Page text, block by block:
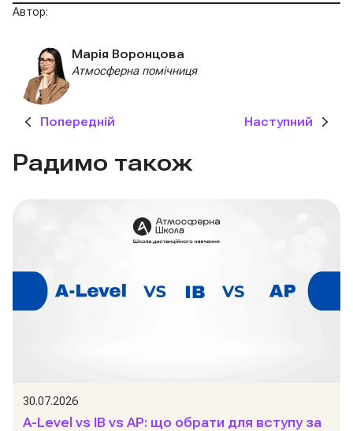
Автор:
Марія Воронцова
Атмосферна помічниця
Попередній Наступний
Радимо також
30.07.2026
A-Level vs IB vs AP: що обрати для вступу за